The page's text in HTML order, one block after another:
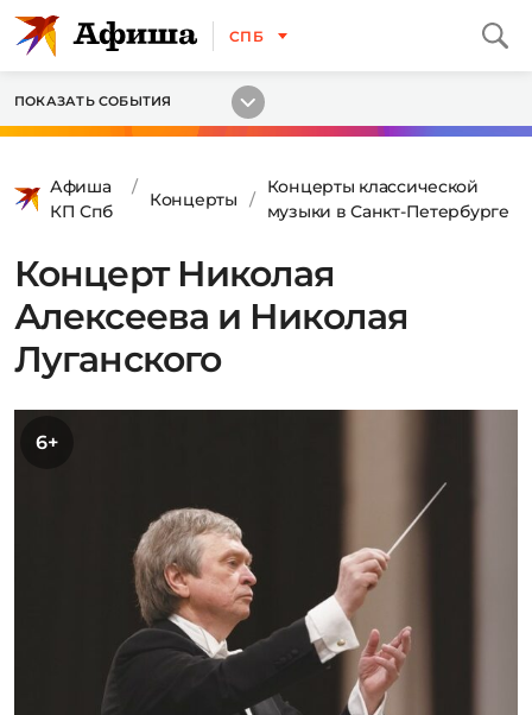
СПБ
ПОКАЗАТЬ СОБЫТИЯ
Афиша
КП Спб
Концерты
Концерты классической
музыки в Санкт-Петербурге
Концерт Николая
Алексеева и Николая
Луганского
6+